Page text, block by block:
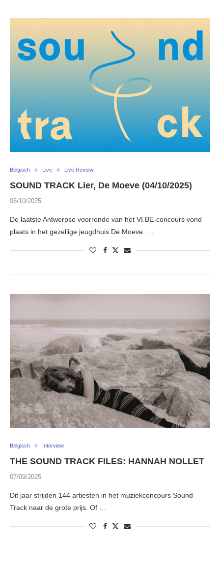
Belgisch Live Live Review
SOUND TRACK Lier, De Moeve (04/10/2025)
06/10/2025
De laatste Antwerpse voorronde van het VI.BE-concours vond
plaats in het gezellige jeugdhuis De Moeve. …
Belgisch Interview
THE SOUND TRACK FILES: HANNAH NOLLET
07/09/2025
Dit jaar strijden 144 artiesten in het muziekconcours Sound
Track naar de grote prijs. Of …